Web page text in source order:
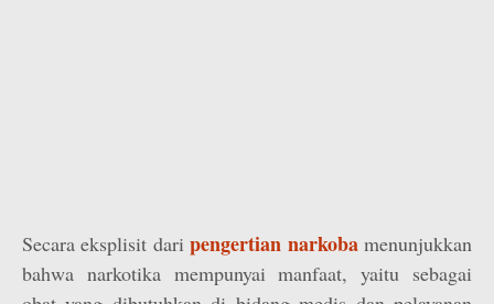
Secara eksplisit daripengertian narkobamenunjukkan
bahwa narkotika mempunyai manfaat, yaitu sebagai